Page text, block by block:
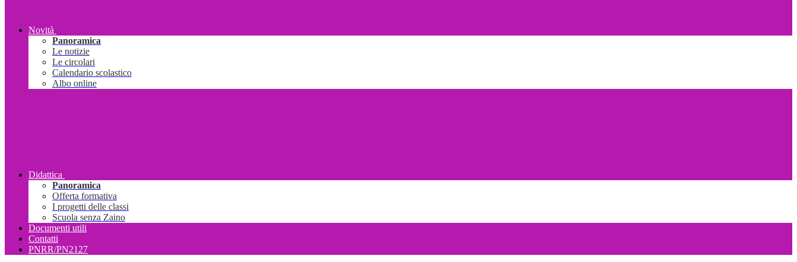
Novità
Panoramica
Le notizie
Le circolari
Calendario scolastico
Albo online
Didattica
Panoramica
Offerta formativa
I progetti delle classi
Scuola senza Zaino
Documenti utili
Contatti
PNRR/PN2127